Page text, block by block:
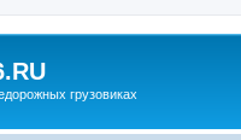
грузовиках